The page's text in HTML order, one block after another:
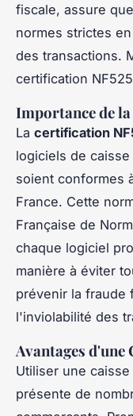
fiscale, assure
normes strictes
des transactions.
certification
Importance de
La certification
logiciels de
soient conformes
France. Cette
Française de
chaque logiciel
manière à éviter
prévenir la fraude
l'inviolabilité des
Avantages
Utiliser une
présente de